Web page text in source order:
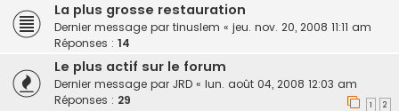
La plus grosse restauration
Dernier message par tinuslem « jeu. nov. 20, 2008 11:11 am
Réponses : 14
Le plus actif sur le forum
Dernier message par JRD « lun. août 04, 2008 12:03 am
Réponses : 29 1 2